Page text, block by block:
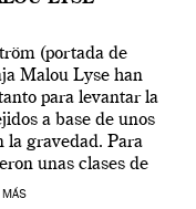
(portada de
Malou Lyse han
para levantar la
a base de unos
la gravedad. Para
unas clases de
[…]
MÁS